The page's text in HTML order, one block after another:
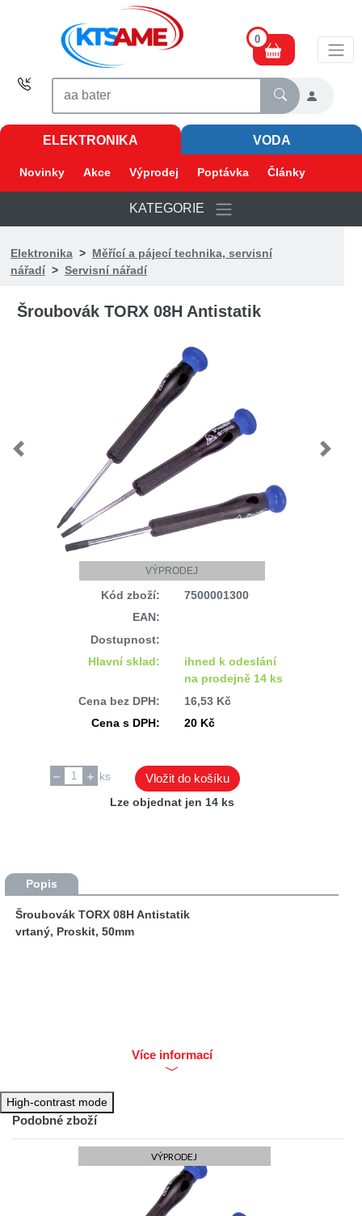
0
ELEKTRONIKA VODA
Novinky Akce Výprodej Poptávka Články
KATEGORIE
Elektronika> Měřící a pájecí technika, servisní
nářadí> Servisní nářadí
Šroubovák TORX 08H Antistatik
Previous Next
VÝPRODEJ
Kód zboží:
7500001300
EAN:
Dostupnost:
Hlavní sklad:
ihned k odeslání
na prodejně 14 ks
Cena bez DPH:
16,53 Kč
Cena s DPH:
20 Kč
ks Vložit do košíku
Lze objednat jen 14 ks
Popis
Šroubovák TORX 08H Antistatik
vrtaný, Proskit, 50mm
Více informací
High-contrast mode
Podobné zboží
VÝPRODEJ